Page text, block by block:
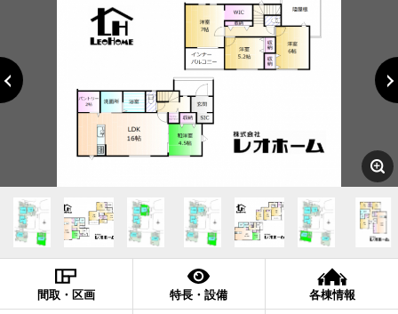
間取・区画 特長・設備 各棟情報